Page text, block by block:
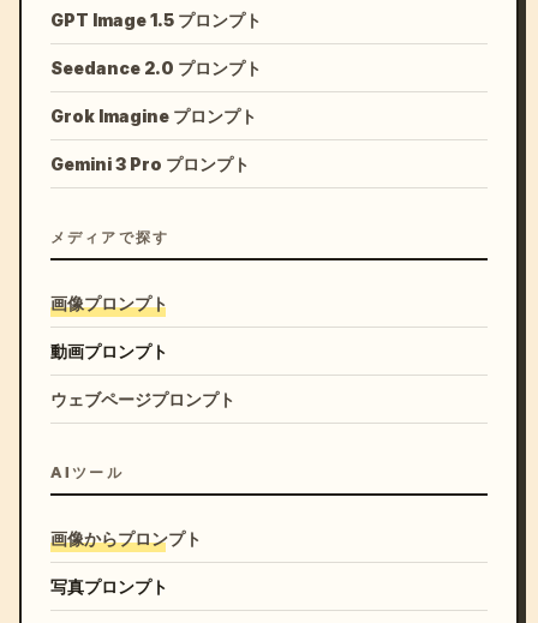
GPT Image 1.5 プロンプト
Seedance 2.0 プロンプト
Grok Imagine プロンプト
Gemini 3 Pro プロンプト
メディアで探す
画像プロンプト
動画プロンプト
ウェブページプロンプト
AIツール
画像からプロンプト
写真プロンプト